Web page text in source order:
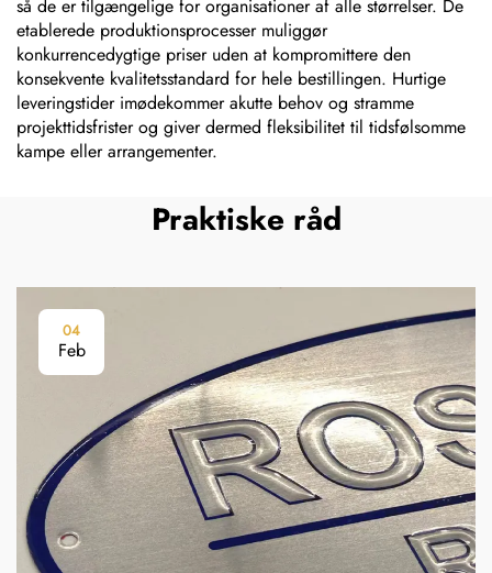
så de er tilgængelige for organisationer af alle størrelser. De
etablerede produktionsprocesser muliggør
konkurrencedygtige priser uden at kompromittere den
konsekvente kvalitetsstandard for hele bestillingen. Hurtige
leveringstider imødekommer akutte behov og stramme
projekttidsfrister og giver dermed fleksibilitet til tidsfølsomme
kampe eller arrangementer.
Praktiske råd
04
Feb